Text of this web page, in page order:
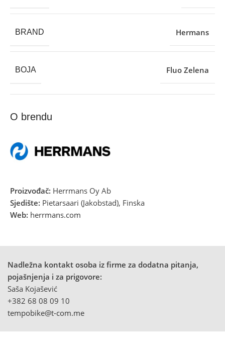
BRAND Hermans
BOJA Fluo Zelena
O brendu
Proizvođač: Herrmans Oy Ab
Sjedište: Pietarsaari (Jakobstad), Finska
Web: herrmans.com
Nadležna kontakt osoba iz firme za dodatna pitanja,
pojašnjenja i za prigovore:
Saša Kojašević
+382 68 08 09 10
tempobike@t-com.me